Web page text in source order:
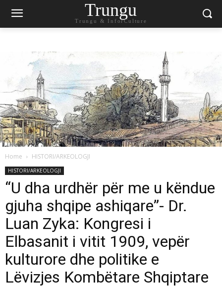
Trungu
Trungu & InforCulture
Home HISTORI/ARKEOLOGJI
HISTORI/ARKEOLOGJI
“U dha urdhër për me u këndue
gjuha shqipe ashiqare”- Dr.
Luan Zyka: Kongresi i
Elbasanit i vitit 1909, vepër
kulturore dhe politike e
Lëvizjes Kombëtare Shqiptare